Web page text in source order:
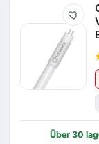
Merken
Über 30